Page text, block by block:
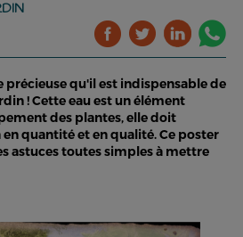
précieuse qu'il est indispensable de
! Cette eau est un élément
des plantes, elle doit
quantité et en qualité. Ce poster
astuces toutes simples à mettre